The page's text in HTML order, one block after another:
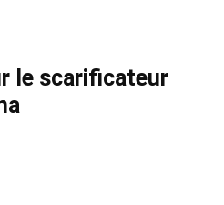
le scarificateur